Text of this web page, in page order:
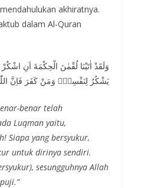
akhiratnya.
dalam Al-Quran
وَلَقَدْ اٰتَيْنَا لُقْمٰنَ الْحِكْمَةَ اَنِ
يَشْكُرُ لِنَفْسِهٖۚ وَمَنْ كَفَرَ فَاِنَّ
benar telah
Luqman yaitu,
Siapa yang bersyukur,
untuk dirinya sendiri.
sesungguhnya Allah